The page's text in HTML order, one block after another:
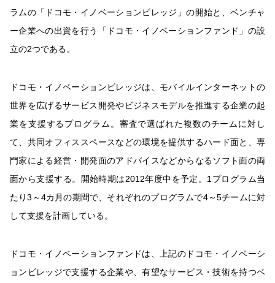
ラムの「ドコモ・イノベーションビレッジ」の開始と、ベンチャ
ー企業への出資を行う「ドコモ・イノベーションファンド」の設
立の2つである。
ドコモ・イノベーションビレッジは、モバイルインターネットの
世界を広げるサービス開発やビジネスモデルを推進する企業の起
業を支援するプログラム。審査で選ばれた複数のチームに対し
て、共同オフィススペースなどの環境を提供するハード面と、専
門家による経営・開発面のアドバイスなどからなるソフト面の両
面から支援する。開始時期は2012年度中を予定。1プログラム当
たり3～4カ月の期間で、それぞれのプログラムで4～5チームに対
して支援を計画している。
ドコモ・イノベーションファンドは、上記のドコモ・イノベーシ
ョンビレッジで支援する企業や、有望なサービス・技術を持つベ